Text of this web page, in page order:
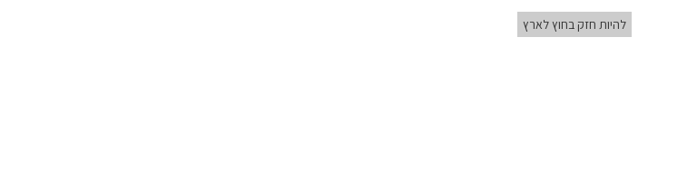
להיות חזק בחוץ לארץ